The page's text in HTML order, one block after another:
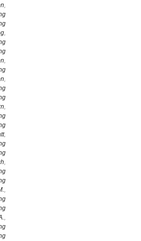
,
,
,
,
,
,
,
,
,